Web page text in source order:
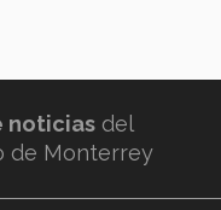
noticias del
de Monterrey